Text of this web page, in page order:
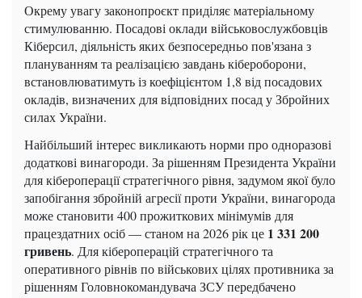
Окрему увагу законопроєкт приділяє матеріальному
стимулюванню. Посадові оклади військовослужбовців
Кіберсил, діяльність яких безпосередньо пов'язана з
плануванням та реалізацією завдань кібероборони,
встановлюватимуть із коефіцієнтом 1,8 від посадових
окладів, визначених для відповідних посад у Збройних
силах України.
Найбільший інтерес викликають норми про одноразові
додаткові винагороди. За рішенням Президента України
для кібероперації стратегічного рівня, задумом якої було
запобігання збройній агресії проти України, винагорода
може становити 400 прожиткових мінімумів для
працездатних осіб — станом на 2026 рік це 1 331 200
гривень. Для кібероперацій стратегічного та
оперативного рівнів по військових цілях противника за
рішенням Головнокомандувача ЗСУ передбачено